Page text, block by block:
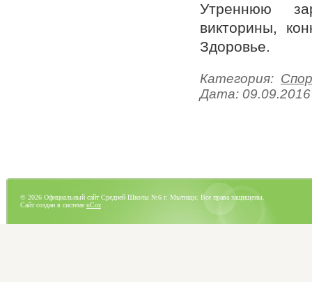
Утреннюю
викторины,
Здоровье.
Категория:
Дата: 09.09.2016
© 2026 Официальный сайт Средней Школы №6 г. Мытищи. Все права защищены.
Сайт создан в системе uCoz